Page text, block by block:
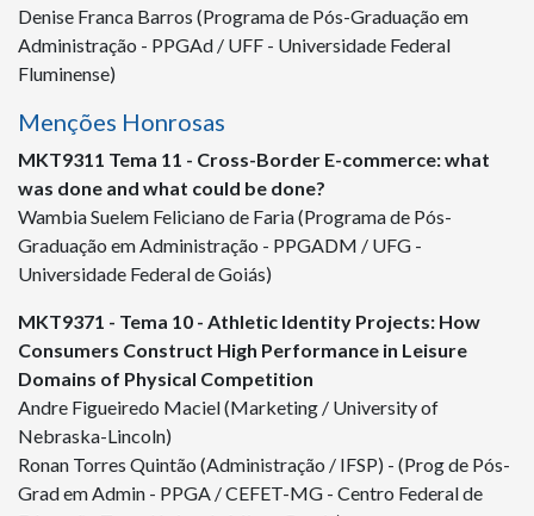
Denise Franca Barros (Programa de Pós-Graduação em
Administração - PPGAd / UFF - Universidade Federal
Fluminense)
Menções Honrosas
MKT9311 Tema 11 - Cross-Border E-commerce: what
was done and what could be done?
Wambia Suelem Feliciano de Faria (Programa de Pós-
Graduação em Administração - PPGADM / UFG -
Universidade Federal de Goiás)
MKT9371 - Tema 10 - Athletic Identity Projects: How
Consumers Construct High Performance in Leisure
Domains of Physical Competition
Andre Figueiredo Maciel (Marketing / University of
Nebraska-Lincoln)
Ronan Torres Quintão (Administração / IFSP) - (Prog de Pós-
Grad em Admin - PPGA / CEFET-MG - Centro Federal de